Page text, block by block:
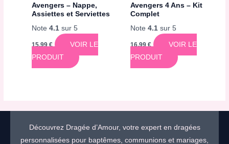
Avengers – Nappe,
Assiettes et Serviettes
Note4.1 sur 5
15,99€
VOIR LE
PRODUIT
Avengers 4 Ans – Kit
Complet
Note 4.1sur 5
16,99 €
VOIR LE
PRODUIT
Découvrez Dragée d’Amour, votre expert en dragées
personnalisées pour baptêmes, communions et mariages,